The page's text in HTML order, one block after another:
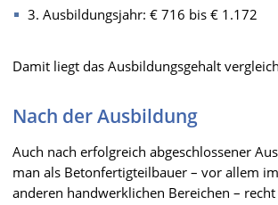
3. Ausbildungsjahr: € 716 bis € 1.172
Damit liegt das Ausbildungsgehalt
Nach der Ausbildung
Auch nach erfolgreich abgeschlossener
man als Betonfertigteilbauer – vor allem
anderen handwerklichen Bereichen – recht